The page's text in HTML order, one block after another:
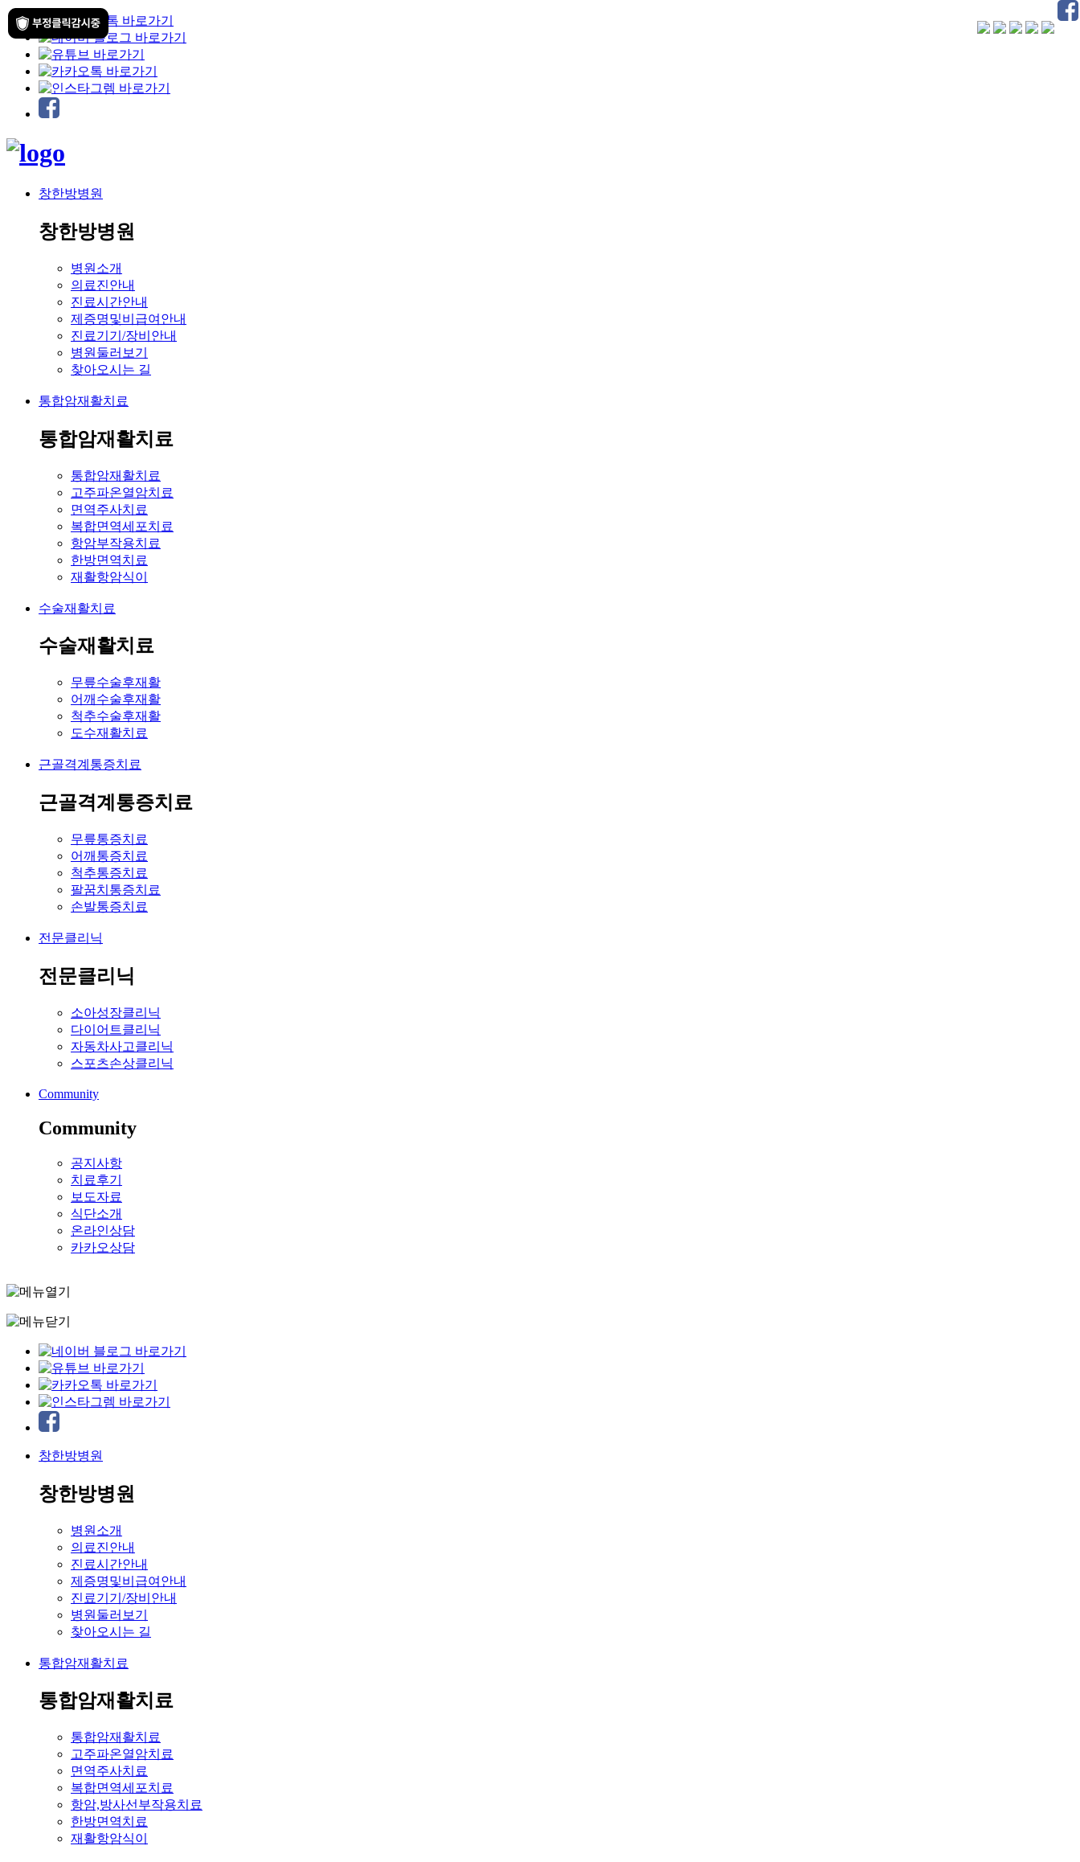
창한방병원
창한방병원
병원소개
의료진안내
진료시간안내
제증명및비급여안내
진료기기/장비안내
병원둘러보기
찾아오시는 길
통합암재활치료
통합암재활치료
통합암재활치료
고주파온열암치료
면역주사치료
복합면역세포치료
항암부작용치료
한방면역치료
재활항암식이
수술재활치료
수술재활치료
무릎수술후재활
어깨수술후재활
척추수술후재활
도수재활치료
근골격계통증치료
근골격계통증치료
무릎통증치료
어깨통증치료
척추통증치료
팔꿈치통증치료
손발통증치료
전문클리닉
전문클리닉
소아성장클리닉
다이어트클리닉
자동차사고클리닉
스포츠손상클리닉
Community
Community
공지사항
치료후기
보도자료
식단소개
온라인상담
카카오상담
창한방병원
창한방병원
병원소개
의료진안내
진료시간안내
제증명및비급여안내
진료기기/장비안내
병원둘러보기
찾아오시는 길
통합암재활치료
통합암재활치료
통합암재활치료
고주파온열암치료
면역주사치료
복합면역세포치료
항암,방사선부작용치료
한방면역치료
재활항암식이